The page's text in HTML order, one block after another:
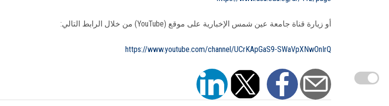
أو زيارة قناة جامعة عين شمس الإخبارية على موقع (YouTube) من خلال الرابط التالي:
https://www.youtube.com/channel/UCrKApGaS9-SWaVpXNwOnIrQ